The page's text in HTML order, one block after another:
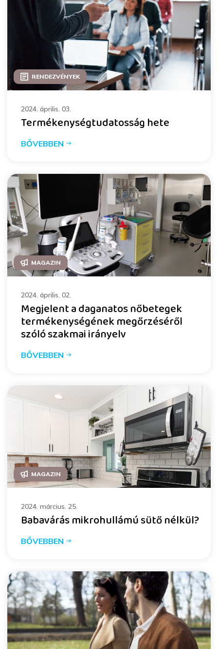
RENDEZVÉNYEK
2024. április. 03.
Termékenységtudatosság hete
BŐVEBBEN
MAGAZIN
2024. április. 02.
Megjelent a daganatos nőbetegek
termékenységének megőrzéséről
szóló szakmai irányelv
BŐVEBBEN
MAGAZIN
2024. március. 25.
Babavárás mikrohullámú sütő nélkül?
BŐVEBBEN